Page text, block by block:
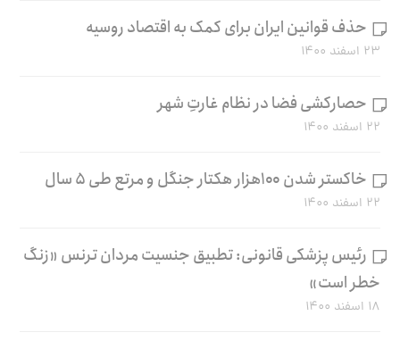
حذف قوانین ایران برای کمک به اقتصاد روسیه
۲۳ اسفند ۱۴۰۰
حصارکشی فضا در نظام غارتِ شهر
۲۲ اسفند ۱۴۰۰
خاکستر شدن ۱۰۰هزار هکتار جنگل و مرتع طی ۵ سال
۲۲ اسفند ۱۴۰۰
رئیس پزشکی قانونی: تطبیق جنسیت مردان ترنس «زنگ
خطر است»
۱۸ اسفند ۱۴۰۰